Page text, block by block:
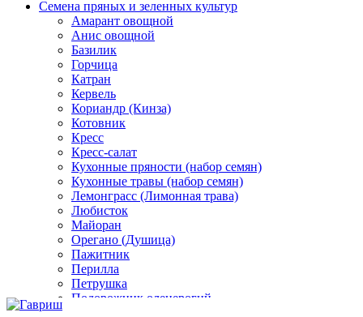
Семена пряных и зеленных культур
Амарант овощной
Анис овощной
Базилик
Горчица
Катран
Кервель
Кориандр (Кинза)
Котовник
Кресс
Кресс-салат
Кухонные пряности (набор семян)
Кухонные травы (набор семян)
Лемонграсс (Лимонная трава)
Любисток
Майоран
Орегано (Душица)
Пажитник
Перилла
Петрушка
Подорожник оленерогий